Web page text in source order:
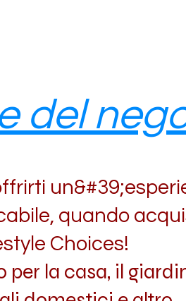
del
quando
Choices!
per la casa, il